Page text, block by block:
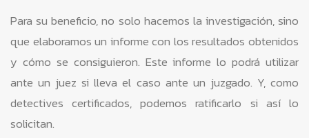
Para su beneficio, no solo hacemos la investigación, sino
que elaboramos un informe con los resultados obtenidos
y cómo se consiguieron. Este informe lo podrá utilizar
ante un juez si lleva el caso ante un juzgado. Y, como
detectives certificados, podemos ratificarlo si así lo
solicitan.